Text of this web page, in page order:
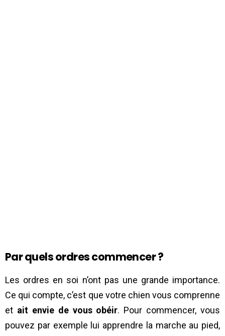
Par quels ordres commencer ?
Les ordres en soi n’ont pas une grande importance.
Ce qui compte, c’est que votre chien vous comprenne
et ait envie de vous obéir. Pour commencer, vous
pouvez par exemple lui apprendre la marche au pied,